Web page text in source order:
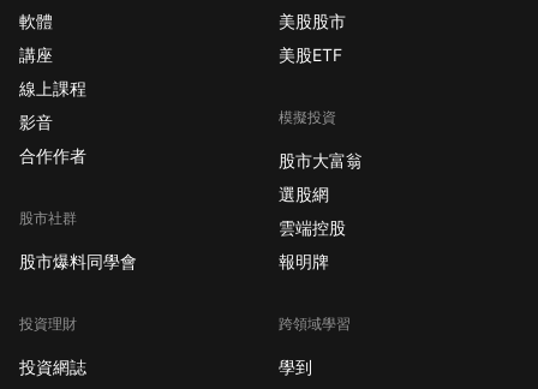
軟體
講座
線上課程
影音
合作作者
股市社群
股市爆料同學會
投資理財
投資網誌
美股股市
美股ETF
模擬投資
股市大富翁
選股網
雲端控股
報明牌
跨領域學習
學到